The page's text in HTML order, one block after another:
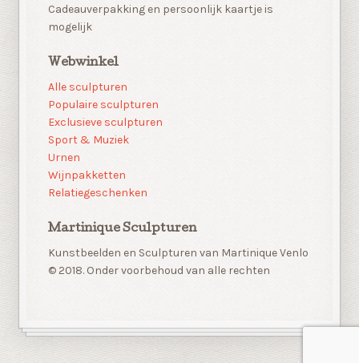
Cadeauverpakking en persoonlijk kaartje is
mogelijk
Webwinkel
Alle sculpturen
Populaire sculpturen
Exclusieve sculpturen
Sport & Muziek
Urnen
Wijnpakketten
Relatiegeschenken
Martinique Sculpturen
Kunstbeelden en Sculpturen van Martinique Venlo
© 2018. Onder voorbehoud van alle rechten